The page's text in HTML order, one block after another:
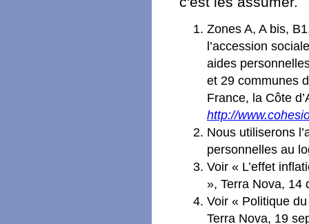
Zones A, A bis,
l’accession
aides
et 29 communes
France, la Côte
http://
Nous utiliserons
personnelles au
Voir « L’effet
», Terra Nova, 14
Voir « Politique
Terra Nova, 19